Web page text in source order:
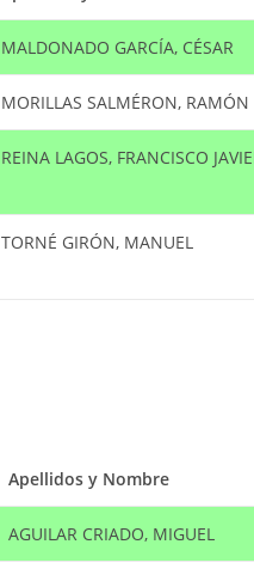
MALDONADO GARCÍA, CÉSAR
MORILLAS SALMÉRON, RAMÓN
REINA LAGOS, FRANCISCO
TORNÉ GIRÓN, MANUEL
Apellidos y Nombre
AGUILAR CRIADO, MIGUEL